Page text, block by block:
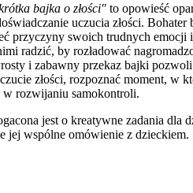
bajka o złości" to opowieść
uczucia złości. Bohater
przyczyny swoich trudnych emocji
radzić, by rozładować
i zabawny przekaz bajki pozwoli
złości, rozpoznać moment, w
w rozwijaniu samokontroli.
jest o kreatywne zadania dla
jej wspólne omówienie z dzieckiem.